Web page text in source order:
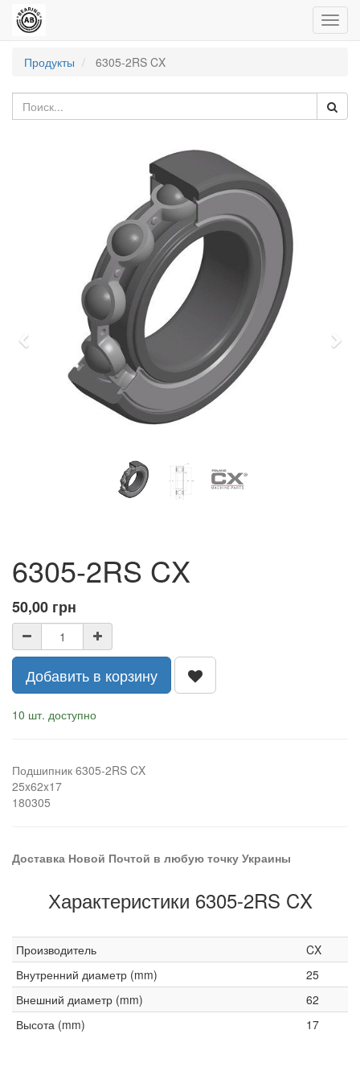
Продукты
6305-2RS CX
Previous
6305-2RS CX
50,00 грн
Добавить в корзину
10 шт. доступно
Подшипник 6305-2RS CX
25x62x17
180305
Доставка Новой Почтой в любую точку Украины
Характеристики 6305-2RS CX
Производитель
CX
Внутренний диаметр (mm)
25
Внешний диаметр (mm)
62
Высота (mm)
17